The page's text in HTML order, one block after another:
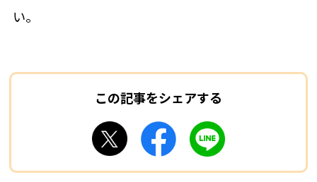
い。
この記事をシェアする